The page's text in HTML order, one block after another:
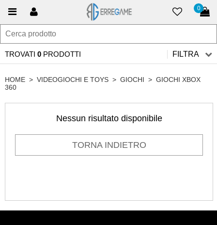
0
TROVATI 0 PRODOTTI FILTRA
HOME > VIDEOGIOCHI E TOYS > GIOCHI > GIOCHI XBOX
360
Nessun risultato disponibile
TORNA INDIETRO